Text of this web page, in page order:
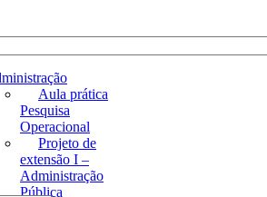
Aula prática
Pesquisa
Operacional
Projeto de
extensão I –
Administração
Pública